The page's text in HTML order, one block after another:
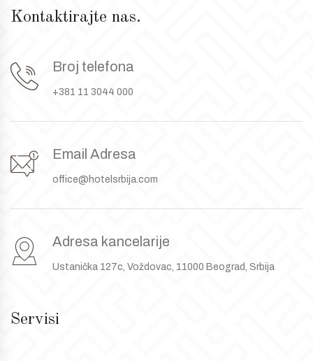
Servisi
Kontaktirajte nas.
Broj telefona
+381 11 3044 000
Email Adresa
office@hotelsrbija.com
Adresa kancelarije
Ustanička 127c, Voždovac, 11000 Beograd, Srbija